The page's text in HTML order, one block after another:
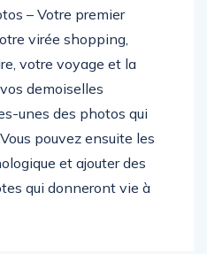
– Votre premier
virée shopping,
votre voyage et la
demoiselles
unes des photos qui
pouvez ensuite les
et ajouter des
qui donneront vie à